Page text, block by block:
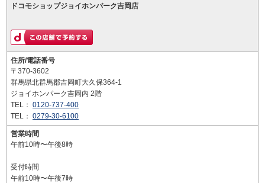
ドコモショップジョイホンパーク吉岡店
住所/電話番号
〒370-3602
群馬県北群馬郡吉岡町大久保364-1
ジョイホンパーク吉岡内 2階
TEL： 0120-737-400
TEL： 0279-30-6100
営業時間
午前10時〜午後8時
受付時間
午前10時〜午後7時